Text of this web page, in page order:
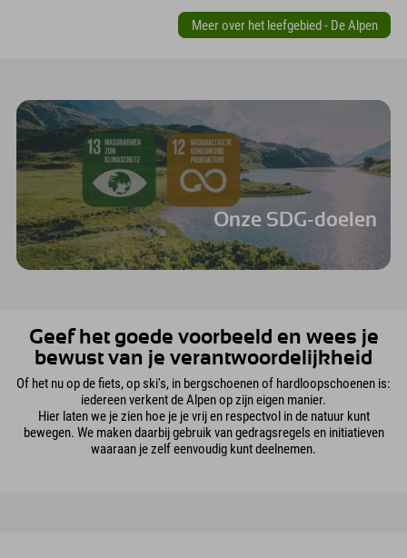
Meer over het leefgebied - De Alpen
Onze SDG-doelen
Geef het goede voorbeeld en wees je
bewust van je verantwoordelijkheid
Of het nu op de fiets, op ski's, in bergschoenen of hardloopschoenen is:
iedereen verkent de Alpen op zijn eigen manier.
Hier laten we je zien hoe je je vrij en respectvol in de natuur kunt
bewegen. We maken daarbij gebruik van gedragsregels en initiatieven
waaraan je zelf eenvoudig kunt deelnemen.